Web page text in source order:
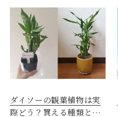
ダイソーの観葉植物は実
際どう？買える種類と育